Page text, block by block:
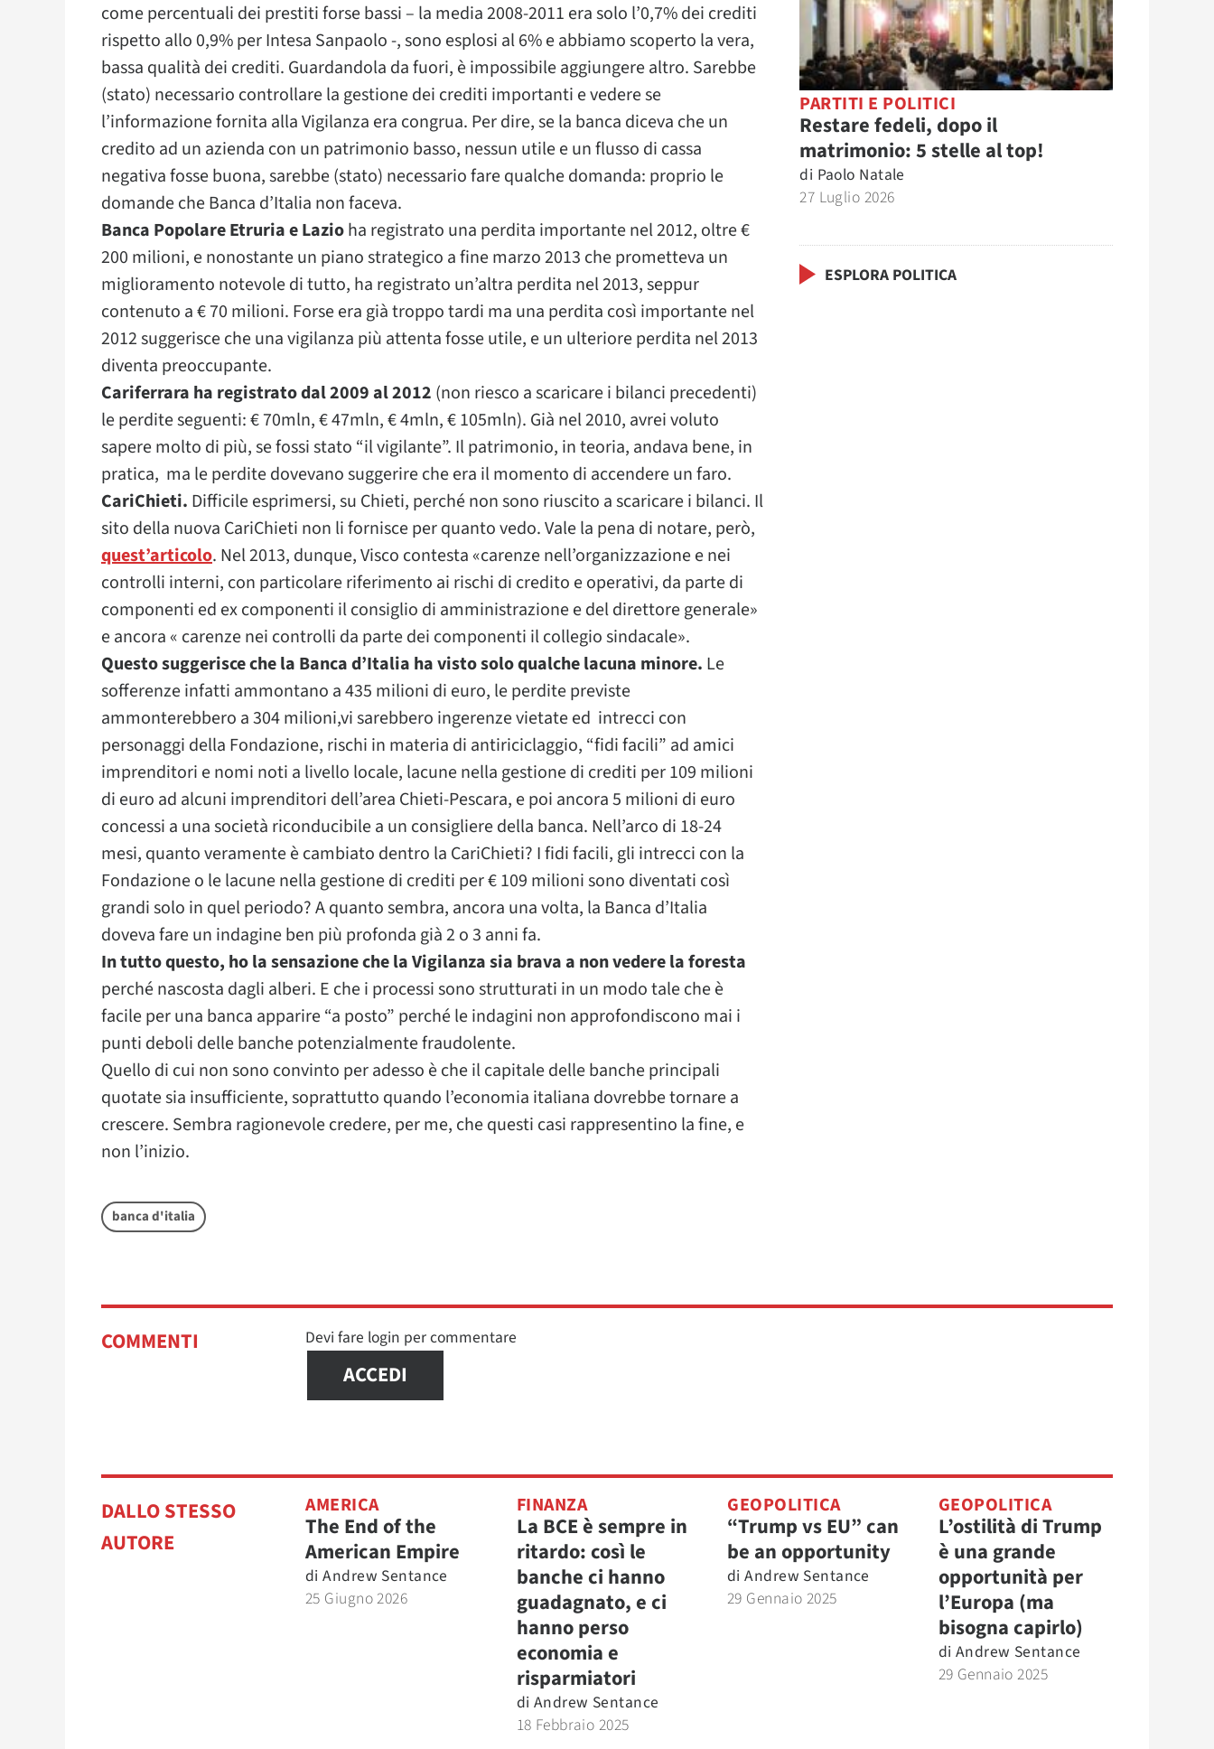
come percentuali dei prestiti forse bassi – la media 2008-2011 era solo l’0,7% dei crediti
rispetto allo 0,9% per Intesa Sanpaolo -, sono esplosi al 6% e abbiamo scoperto la vera,
bassa qualità dei crediti. Guardandola da fuori, è impossibile aggiungere altro. Sarebbe
(stato) necessario controllare la gestione dei crediti importanti e vedere se
l’informazione fornita alla Vigilanza era congrua. Per dire, se la banca diceva che un
credito ad un azienda con un patrimonio basso, nessun utile e un flusso di cassa
negativa fosse buona, sarebbe (stato) necessario fare qualche domanda: proprio le
domande che Banca d’Italia non faceva.
Banca Popolare Etruria e Lazioha registrato una perdita importante nel 2012, oltre €
200 milioni, e nonostante un piano strategico a fine marzo 2013 che prometteva un
miglioramento notevole di tutto, ha registrato un’altra perdita nel 2013, seppur
contenuto a € 70 milioni. Forse era già troppo tardi ma una perdita così importante nel
2012 suggerisce che una vigilanza più attenta fosse utile, e un ulteriore perdita nel 2013
diventa preoccupante.
Cariferrara ha registrato dal 2009 al 2012 (non riesco a scaricare i bilanci precedenti)
le perdite seguenti: € 70mln, € 47mln, € 4mln, € 105mln). Già nel 2010, avrei voluto
sapere molto di più, se fossi stato “il vigilante”. Il patrimonio, in teoria, andava bene, in
pratica, ma le perdite dovevano suggerire che era il momento di accendere un faro.
CariChieti. Difficile esprimersi, su Chieti, perché non sono riuscito a scaricare i bilanci. Il
sito della nuova CariChieti non li fornisce per quanto vedo. Vale la pena di notare, però,
quest’articolo. Nel 2013, dunque, Visco contesta «carenze nell’organizzazione e nei
controlli interni, con particolare riferimento ai rischi di credito e operativi, da parte di
componenti ed ex componenti il consiglio di amministrazione e del direttore generale»
e ancora « carenze nei controlli da parte dei componenti il collegio sindacale».
Questo suggerisce che la Banca d’Italia ha visto solo qualche lacuna minore. Le
sofferenze infatti ammontano a 435 milioni di euro, le perdite previste
ammonterebbero a 304 milioni,vi sarebbero ingerenze vietate ed intrecci con
personaggi della Fondazione, rischi in materia di antiriciclaggio, “fidi facili” ad amici
imprenditori e nomi noti a livello locale, lacune nella gestione di crediti per 109 milioni
di euro ad alcuni imprenditori dell’area Chieti-Pescara, e poi ancora 5 milioni di euro
concessi a una società riconducibile a un consigliere della banca. Nell’arco di 18-24
mesi, quanto veramente è cambiato dentro la CariChieti? I fidi facili, gli intrecci con la
Fondazione o le lacune nella gestione di crediti per € 109 milioni sono diventati così
grandi solo in quel periodo? A quanto sembra, ancora una volta, la Banca d’Italia
doveva fare un indagine ben più profonda già 2 o 3 anni fa.
In tutto questo, ho la sensazione che la Vigilanza sia brava a non vedere la foresta
perché nascosta dagli alberi. E che i processi sono strutturati in un modo tale che è
facile per una banca apparire “a posto” perché le indagini non approfondiscono mai i
punti deboli delle banche potenzialmente fraudolente.
Quello di cui non sono convinto per adesso è che il capitale delle banche principali
quotate sia insufficiente, soprattutto quando l’economia italiana dovrebbe tornare a
crescere. Sembra ragionevole credere, per me, che questi casi rappresentino la fine, e
non l’inizio.
banca d'italia
PARTITI E POLITICI
Restare fedeli, dopo il
matrimonio: 5 stelle al top!
di Paolo Natale
27 Luglio 2026
ESPLORA POLITICA
COMMENTI Devi fare login per commentare
ACCEDI
DALLO STESSO
AUTORE
AMERICA
The End of the
American Empire
di Andrew Sentance
25 Giugno 2026
FINANZA
La BCE è sempre in
ritardo: così le
banche ci hanno
guadagnato, e ci
hanno perso
economia e
risparmiatori
di Andrew Sentance
18 Febbraio 2025
GEOPOLITICA
“Trump vs EU” can
be an opportunity
di Andrew Sentance
29 Gennaio 2025
GEOPOLITICA
L’ostilità di Trump
è una grande
opportunità per
l’Europa (ma
bisogna capirlo)
di Andrew Sentance
29 Gennaio 2025